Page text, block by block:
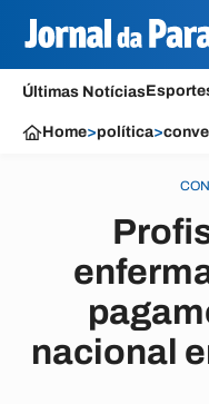
Últimas Notícias
Home>política>
nacional